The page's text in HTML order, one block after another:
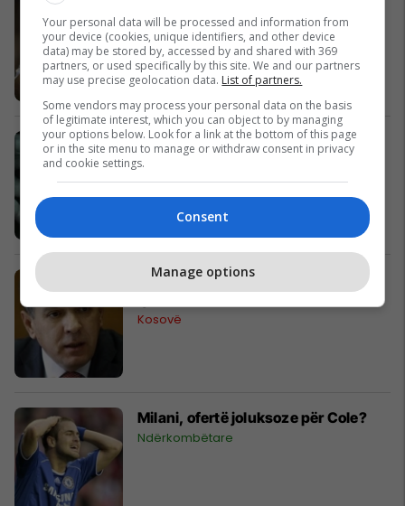
Ndërkombëtare
SHBA, në Kongres filmi dokumentar
“BESA”
Cult
Ideja e ndarjes nuk rrjedh nga
Kosovë
Milani, ofertë joluksoze për Cole?
Ndërkombëtare
Your personal data will be processed and information from
your device (cookies, unique identifiers, and other device
data) may be stored by, accessed by and shared with 369
partners, or used specifically by this site. We and our partners
may use precise geolocation data. List of partners.
Some vendors may process your personal data on the basis
of legitimate interest, which you can object to by managing
your options below. Look for a link at the bottom of this page
or in the site menu to manage or withdraw consent in privacy
and cookie settings.
Consent
Manage options